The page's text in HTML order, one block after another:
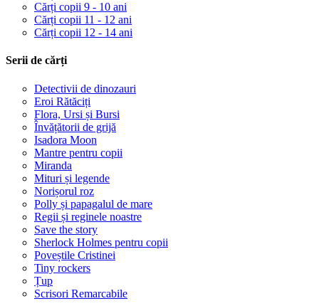
Cărți copii 9 - 10 ani
Cărți copii 11 - 12 ani
Cărți copii 12 - 14 ani
Serii de cărți
Detectivii de dinozauri
Eroi Rătăciți
Flora, Ursi și Bursi
Învățătorii de grijă
Isadora Moon
Mantre pentru copii
Miranda
Mituri și legende
Norișorul roz
Polly și papagalul de mare
Regii și reginele noastre
Save the story
Sherlock Holmes pentru copii
Poveștile Cristinei
Tiny rockers
Țup
Scrisori Remarcabile